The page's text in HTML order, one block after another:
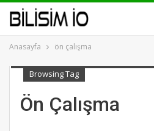
Anasayfa ön çalışma
Browsing Tag
Ön Çalışma